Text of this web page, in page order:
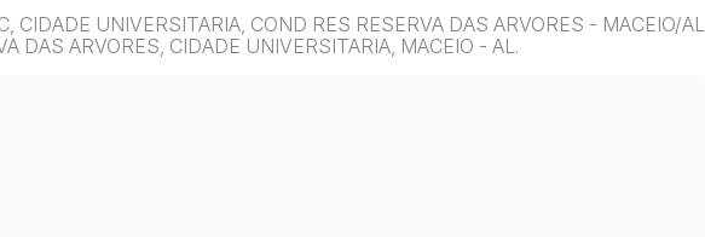
CIDADE UNIVERSITARIA, COND RES RESERVA DAS ARVORES - MACEIO/AL
DAS ARVORES, CIDADE UNIVERSITARIA, MACEIO - AL.